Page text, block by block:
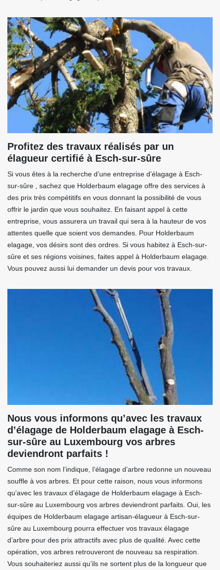
Profitez des travaux réalisés par un
élagueur certifié à Esch-sur-sûre
Si vous êtes à la recherche d’une entreprise d’élagage à Esch-
sur-sûre , sachez que Holderbaum elagage offre des services à
des prix très compétitifs en vous donnant la possibilité de vous
offrir le jardin que vous souhaitez. En faisant appel à cette
entreprise, vous assurera un travail qui sera à la hauteur de vos
attentes quelle que soient vos demandes. Pour Holderbaum
elagage, vos désirs sont des ordres. Si vous habitez à Esch-sur-
sûre et ses régions voisines, faites appel à Holderbaum elagage.
Vous pouvez aussi lui demander un devis pour vos travaux.
Nous vous informons qu’avec les travaux
d’élagage de Holderbaum elagage à Esch-
sur-sûre au Luxembourg vos arbres
deviendront parfaits !
Comme son nom l’indique, l’élagage d’arbre redonne un nouveau
souffle à vos arbres. Et pour cette raison, nous vous informons
qu’avec les travaux d’élagage de Holderbaum elagage à Esch-
sur-sûre au Luxembourg vos arbres deviendront parfaits. Oui, les
équipes de Holderbaum elagage artisan-élagueur à Esch-sur-
sûre au Luxembourg pourra effectuer vos travaux élagage
d’arbre pour des prix attractifs avec plus de qualité. Avec cette
opération, vos arbres retrouveront de nouveau sa respiration.
Vous souhaiteriez aussi qu’ils ne sortent plus de la longueur que